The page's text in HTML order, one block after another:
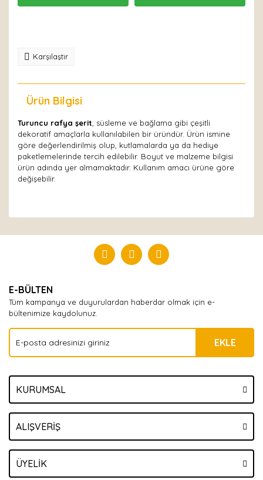
Karşılaştır
Ürün Bilgisi
Turuncu rafya şerit , süsleme ve bağlama gibi çeşitli
dekoratif amaçlarla kullanılabilen bir üründür. Ürün ismine
göre değerlendirilmiş olup, kutlamalarda ya da hediye
paketlemelerinde tercih edilebilir. Boyut ve malzeme bilgisi
ürün adında yer almamaktadır. Kullanım amacı ürüne göre
değişebilir.
Yorum Yaz
E-BÜLTEN
Tüm kampanya ve duyurulardan haberdar olmak için e-
bültenimize kaydolunuz.
EKLE
KURUMSAL
ALIŞVERİŞ
ÜYELİK